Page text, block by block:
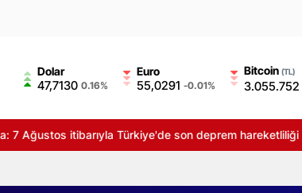
Dolar
47,7130 0.16%
Euro
55,0291 -0.01%
Bitcoin (TL)
3.055.752
7 Ağustos itibarıyla Türkiye'de son deprem hareketliliği